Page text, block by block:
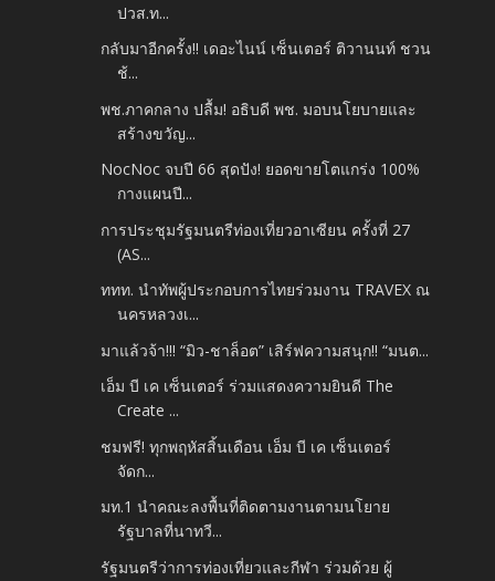
ปวส.ท...
กลับมาอีกครั้ง!! เดอะไนน์ เซ็นเตอร์ ติวานนท์ ชวน
ช้...
พช.ภาคกลาง ปลื้ม! อธิบดี พช. มอบนโยบายและ
สร้างขวัญ...
NocNoc จบปี 66 สุดปัง! ยอดขายโตแกร่ง 100%
กางแผนปี...
การประชุมรัฐมนตรีท่องเที่ยวอาเซียน ครั้งที่ 27
(AS...
ททท. นำทัพผู้ประกอบการไทยร่วมงาน TRAVEX ณ
นครหลวงเ...
มาแล้วจ้า!!! “มิว-ชาล็อต” เสิร์ฟความสนุก!! “มนต...
เอ็ม บี เค เซ็นเตอร์ ร่วมแสดงความยินดี The
Create ...
ชมฟรี! ทุกพฤหัสสิ้นเดือน เอ็ม บี เค เซ็นเตอร์
จัดก...
มท.1 นำคณะลงพื้นที่ติดตามงานตามนโยาย
รัฐบาลที่นาทวี...
รัฐมนตรีว่าการท่องเที่ยวและกีฬา ร่วมด้วย ผู้